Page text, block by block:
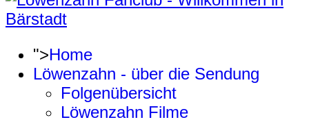
">Home
Löwenzahn - über die Sendung
Folgenübersicht
Löwenzahn Filme